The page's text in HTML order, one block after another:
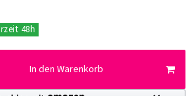
48h
In den Warenkorb